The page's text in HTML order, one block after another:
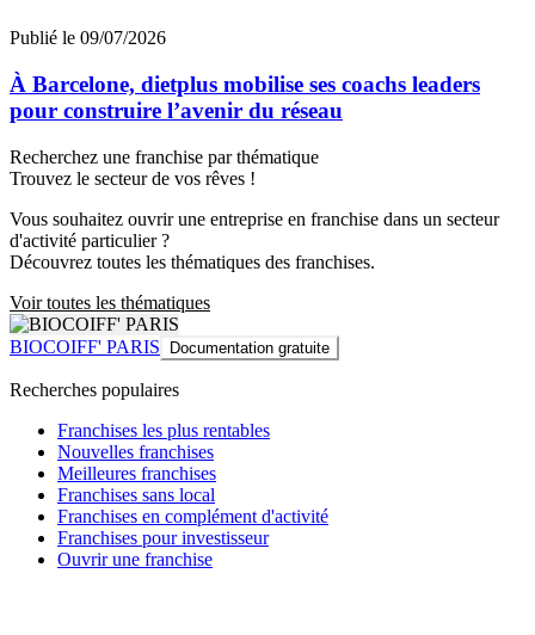
Publié le 09/07/2026
À Barcelone, dietplus mobilise ses coachs leaders
pour construire l’avenir du réseau
Recherchez une franchise par thématique
Trouvez le secteur de vos rêves !
Vous souhaitez ouvrir une entreprise en franchise dans un secteur
d'activité particulier ?
Découvrez toutes les thématiques des franchises.
Voir toutes les thématiques
BIOCOIFF' PARIS Documentation gratuite
Recherches populaires
Franchises les plus rentables
Nouvelles franchises
Meilleures franchises
Franchises sans local
Franchises en complément d'activité
Franchises pour investisseur
Ouvrir une franchise